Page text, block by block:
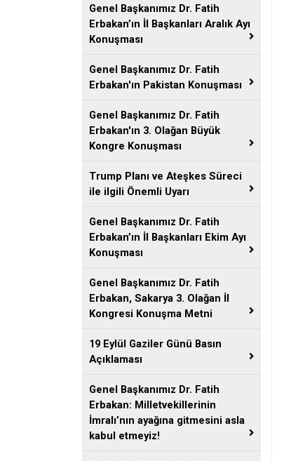
Genel Başkanımız Dr. Fatih
Erbakan’ın İl Başkanları Aralık Ayı
Konuşması
Genel Başkanımız Dr. Fatih
Erbakan'ın Pakistan Konuşması
Genel Başkanımız Dr. Fatih
Erbakan'ın 3. Olağan Büyük
Kongre Konuşması
Trump Planı ve Ateşkes Süreci
ile ilgili Önemli Uyarı
Genel Başkanımız Dr. Fatih
Erbakan’ın İl Başkanları Ekim Ayı
Konuşması
Genel Başkanımız Dr. Fatih
Erbakan, Sakarya 3. Olağan İl
Kongresi Konuşma Metni
19 Eylül Gaziler Günü Basın
Açıklaması
Genel Başkanımız Dr. Fatih
Erbakan: Milletvekillerinin
İmralı’nın ayağına gitmesini asla
kabul etmeyiz!